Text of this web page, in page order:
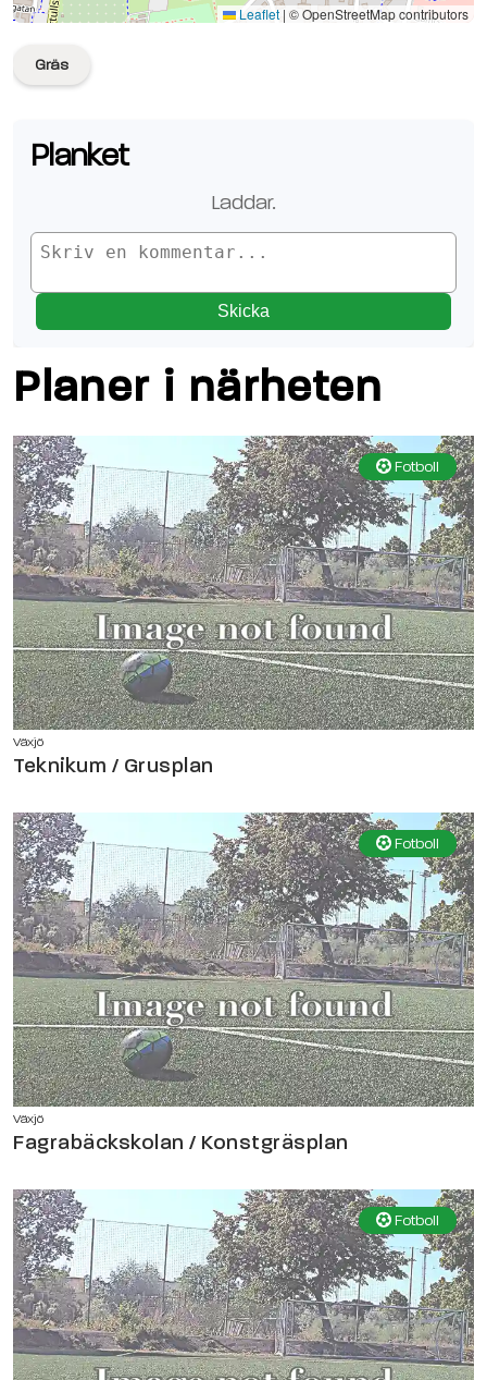
Leaflet | © OpenStreetMap contributors
Se planen på Google Maps
Gräs
Planket
Laddar.
Skicka
Planer i närheten
Fotboll
Växjö
Teknikum / Grusplan
Fotboll
Växjö
Fagrabäckskolan / Konstgräsplan
Fotboll